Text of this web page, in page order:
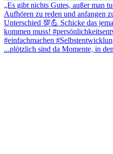
...plötzlich sind da Momente, in